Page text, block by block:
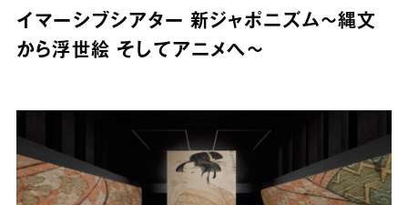
イマーシブシアター 新ジャポニズム～縄文
から浮世絵 そしてアニメへ～